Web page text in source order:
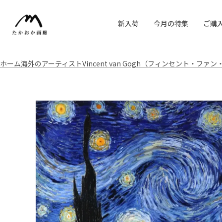
新入荷 今月の特集 ご購
ホーム海外のアーティストVincent van Gogh（フィンセント・ファン